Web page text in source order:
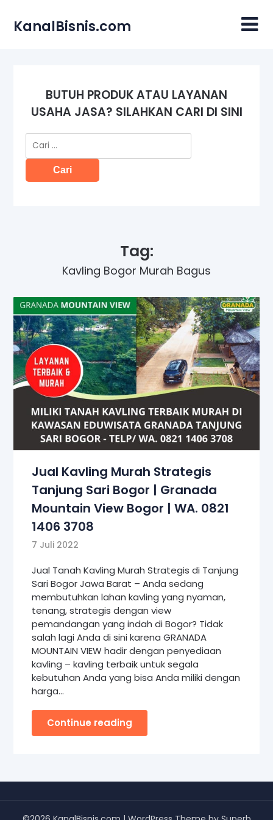
content
KanalBisnis.com
BUTUH PRODUK ATAU LAYANAN
USAHA JASA? SILAHKAN CARI DI SINI
Cari
untuk:
Tag:
Kavling Bogor Murah Bagus
Jual Kavling Murah Strategis
Tanjung Sari Bogor | Granada
Mountain View Bogor | WA. 0821
1406 3708
7 Juli 2022
Jual Tanah Kavling Murah Strategis di Tanjung
Sari Bogor Jawa Barat – Anda sedang
membutuhkan lahan kavling yang nyaman,
tenang, strategis dengan view
pemandangan yang indah di Bogor? Tidak
salah lagi Anda di sini karena GRANADA
MOUNTAIN VIEW hadir dengan penyediaan
kavling – kavling terbaik untuk segala
kebutuhan Anda yang bisa Anda miliki dengan
harga…
Continue reading